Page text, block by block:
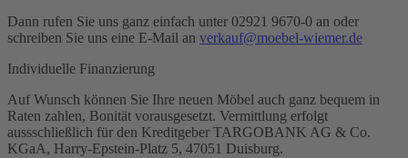
Dann rufen Sie uns ganz einfach unter 02921 9670-0 an oder
schreiben Sie uns eine E-Mail an verkauf@moebel-wiemer.de
Individuelle Finanzierung
Auf Wunsch können Sie Ihre neuen Möbel auch ganz bequem in
Raten zahlen, Bonität vorausgesetzt. Vermittlung erfolgt
aussschließlich für den Kreditgeber TARGOBANK AG & Co.
KGaA, Harry-Epstein-Platz 5, 47051 Duisburg.